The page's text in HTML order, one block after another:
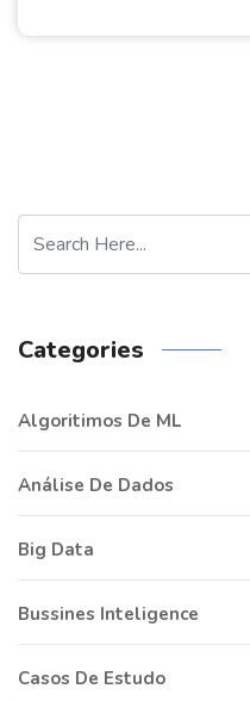
Categories
Algoritimos De ML
Análise De Dados
Big Data
Bussines Inteligence
Casos De Estudo